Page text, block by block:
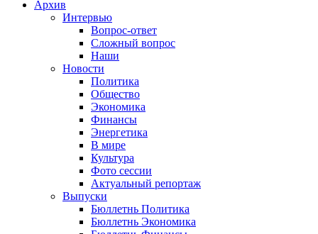
Архив
Интервью
Вопрос-ответ
Сложный вопрос
Наши
Новости
Политика
Общество
Экономика
Финансы
Энергетика
В мире
Культура
Фото сессии
Актуальный репортаж
Выпуски
Бюллетнь Политика
Бюллетнь Экономика